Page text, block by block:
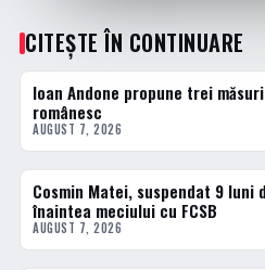
CITEȘTE ÎN CONTINUARE
FOTBAL INTERN
Ioan Andone propune trei
românesc
AUGUST 7, 2026
FOTBAL INTERN
Cosmin Matei, suspendat 9 luni
înaintea meciului cu FCSB
AUGUST 7, 2026